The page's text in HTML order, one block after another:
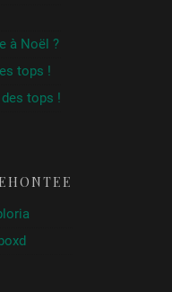
à Noël ?
tops !
tops !